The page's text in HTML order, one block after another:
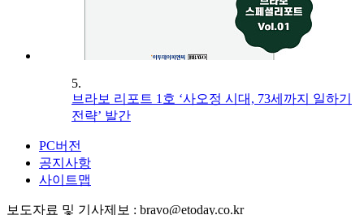
5.
브라보 리포트 1호 ‘사오정 시대, 73세까지 일하기
전략’ 발간
PC버전
공지사항
사이트맵
보도자료 및 기사제보 : bravo@etoday.co.kr